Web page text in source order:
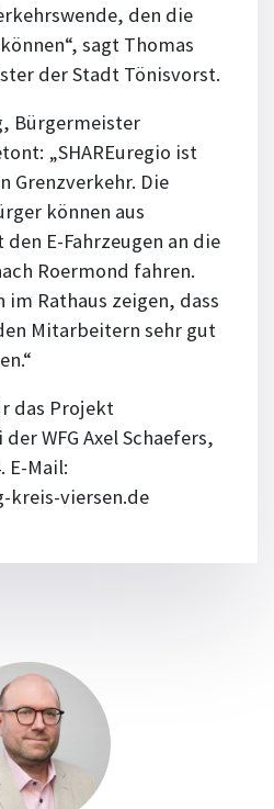
den die
sagt Thomas
der Stadt Tönisvorst.
Bürgermeister
„SHAREuregio ist
Grenzverkehr. Die
können aus
E-Fahrzeugen an die
Roermond fahren.
im Rathaus zeigen, dass
Mitarbeitern sehr gut
das Projekt
WFG Axel Schaefers,
E-Mail:
kreis-viersen.de